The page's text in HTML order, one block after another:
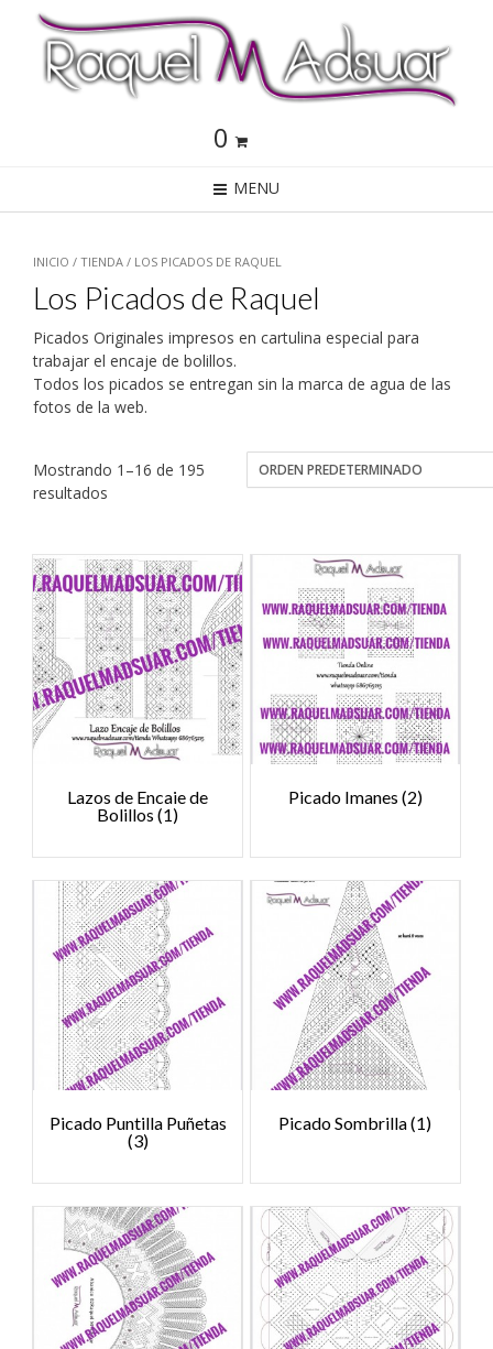
0
MENU
INICIO / TIENDA / LOS PICADOS DE RAQUEL
Los Picados de Raquel
Picados Originales impresos en cartulina especial para
trabajar el encaje de bolillos.
Todos los picados se entregan sin la marca de agua de las
fotos de la web.
Mostrando 1–16 de 195
resultados
Lazos de Encaje de
Bolillos(1)
Picado Imanes (2)
Picado Puntilla Puñetas
(3)
Picado Sombrilla(1)